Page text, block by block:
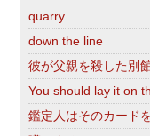
quarry
down the line
彼が父親を殺した別
You should lay it on
鑑定人はそのカード